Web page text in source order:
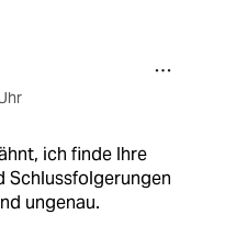
ich finde Ihre
Schlussfolgerungen
ungenau.